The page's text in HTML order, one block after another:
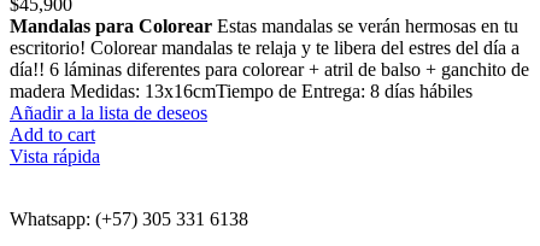
$45,900
Mandalas para Colorear Estas mandalas se verán hermosas en tu
escritorio! Colorear mandalas te relaja y te libera del estres del día a
día!! 6 láminas diferentes para colorear + atril de balso + ganchito de
madera Medidas: 13x16cm​ Tiempo de Entrega: 8 días hábiles
Añadir a la lista de deseos
Add to cart
Vista rápida
Whatsapp: (+57) 305 331 6138